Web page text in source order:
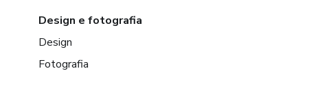
Design e fotografia
Design
Fotografia